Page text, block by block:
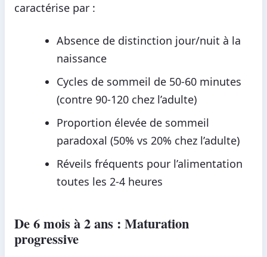
caractérise par :
Absence de distinction jour/nuit à la
naissance
Cycles de sommeil de 50-60 minutes
(contre 90-120 chez l’adulte)
Proportion élevée de sommeil
paradoxal (50% vs 20% chez l’adulte)
Réveils fréquents pour l’alimentation
toutes les 2-4 heures
De 6 mois à 2 ans : Maturation
progressive